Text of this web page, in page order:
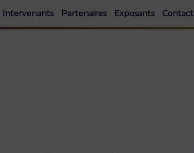
Intervenants Partenaires Exposants Contact